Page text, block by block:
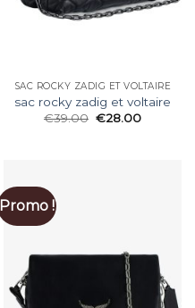
SAC ROCKY ZADIG ET VOLTAIRE
sac rocky zadig et voltaire
€39.00 €28.00
Promo !